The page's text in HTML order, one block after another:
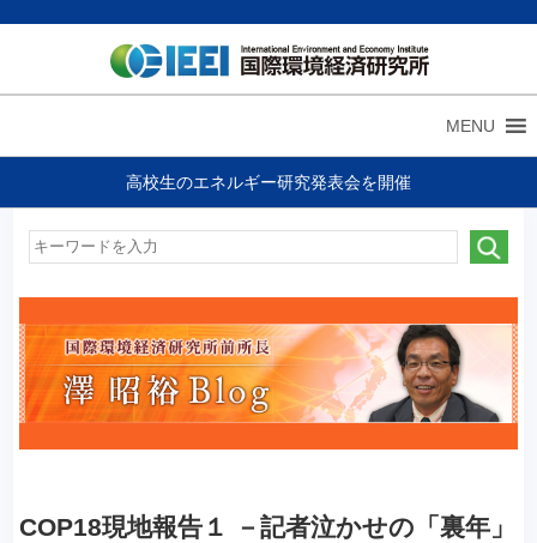
MENU
高校生のエネルギー研究発表会を開催
COP18現地報告１ －記者泣かせの「裏年」